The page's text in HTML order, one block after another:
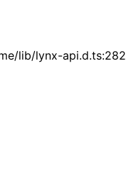
lib/lynx-api.d.ts:282